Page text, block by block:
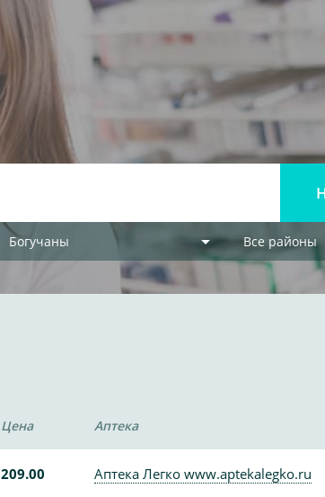
Богучаны Все районы
Цена Аптека
209.00 Аптека Легко www.aptekalegko.ru